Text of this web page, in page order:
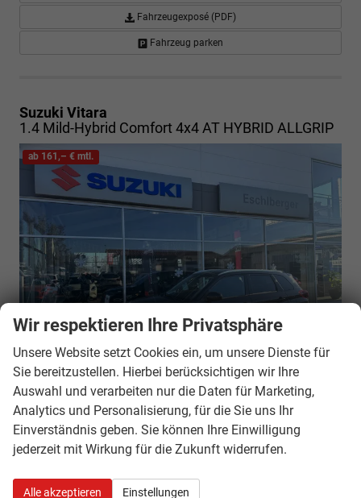
Fahrzeugexposé (PDF)
Fahrzeug parken
Suzuki Vitara
1.4 Mild-Hybrid Comfort 4x4 AT HYBRID ALLGRIP
Fahrzeugnr.: 28407 sofort lieferbar Neuwagen mit Tageszulassung
Fahrzeugnr.
1.4 MildHybrid 4WD Automatik
Kraftstoff
ab 161,– € mtl.
Wir respektieren Ihre Privatsphäre
Unsere Website setzt Cookies ein, um unsere Dienste für
Sie bereitzustellen. Hierbei berücksichtigen wir Ihre
Auswahl und verarbeiten nur die Daten für Marketing,
Analytics und Personalisierung, für die Sie uns Ihr
Einverständnis geben. Sie können Ihre Einwilligung
jederzeit mit Wirkung für die Zukunft widerrufen.
Alle akzeptieren Einstellungen